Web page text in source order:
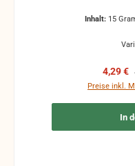
Lagerfähigkeit: Im gut verschlossenen
Inhalt: 15
4,29 €
Preise inkl.
In